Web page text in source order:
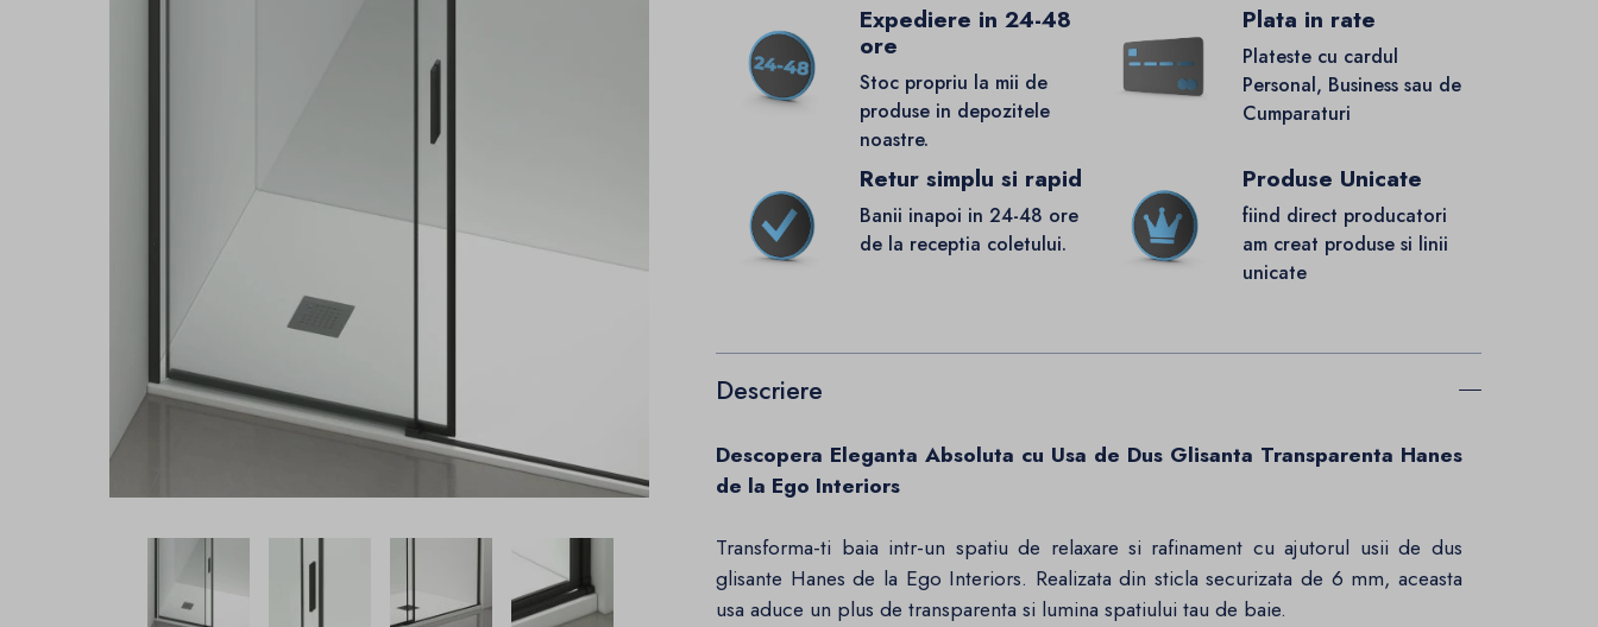
Expediere in 24-48
ore
Stoc propriu la mii de
produse in depozitele
noastre.
Plata in rate
Plateste cu cardul
Personal, Business sau de
Cumparaturi
Retur simplu si rapid
Banii inapoi in 24-48 ore
de la receptia coletului.
Produse Unicate
fiind direct producatori
am creat produse si linii
unicate
Descriere
Descopera Eleganta Absoluta cu Usa de Dus Glisanta Transparenta Hanes
de la Ego Interiors
Transforma-ti baia intr-un spatiu de relaxare si rafinament cu ajutorul usii de dus
glisante Hanes de la Ego Interiors. Realizata din sticla securizata de 6 mm, aceasta
usa aduce un plus de transparenta si lumina spatiului tau de baie.